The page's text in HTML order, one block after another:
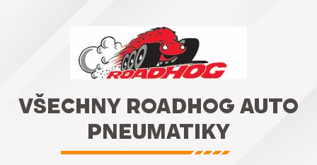
VŠECHNY ROADHOG AUTO
PNEUMATIKY